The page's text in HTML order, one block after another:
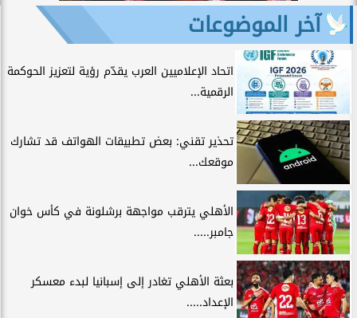
آخر الموضوعات
اتحاد الإعلاميين العرب يقدّم رؤية لتعزيز الحوكمة
الرقمية...
تحذير تقني: بعض تطبيقات الهواتف قد تشارك
موقعك...
الأهلي يترقب مواجهة برشلونة في كأس خوان
جامبر.....
بعثة الأهلي تغادر إلى إسبانيا لبدء معسكر
الإعداد.....